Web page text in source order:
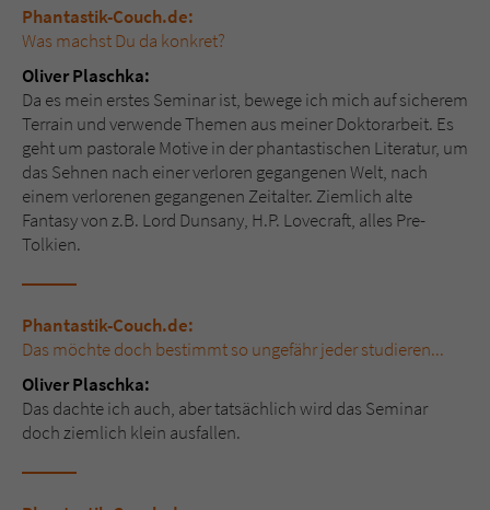
Phantastik-Couch.de:
Was machst Du da konkret?
Oliver Plaschka:
Da es mein erstes Seminar ist, bewege ich mich auf sicherem
Terrain und verwende Themen aus meiner Doktorarbeit. Es
geht um pastorale Motive in der phantastischen Literatur, um
das Sehnen nach einer verloren gegangenen Welt, nach
einem verlorenen gegangenen Zeitalter. Ziemlich alte
Fantasy von z.B. Lord Dunsany, H.P. Lovecraft, alles Pre-
Tolkien.
Phantastik-Couch.de:
Das möchte doch bestimmt so ungefähr jeder studieren...
Oliver Plaschka:
Das dachte ich auch, aber tatsächlich wird das Seminar
doch ziemlich klein ausfallen.